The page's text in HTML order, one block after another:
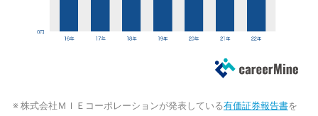
※ 株式会社ＭＩＥコーポレーションが発表している有価証券報告書を